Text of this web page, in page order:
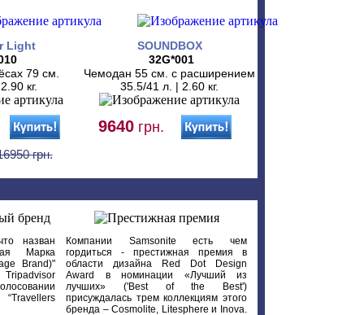
Light
79 см.
кг.
грн.
SOUNDBOX
32G*001
Чемодан 55 см. с расширением
35.5/41 л. | 2.60 кг.
9640 грн.
назван
Марка
Brand)"
Компании Samsonite есть чем
гордиться - престижная премия в
области дизайна Red Dot Design
Award в номинации «Лучший из
лучших» ('Best of the Best')
присуждалась трем коллекциям этого
бренда – Cosmolite, Litesphere и Inova.